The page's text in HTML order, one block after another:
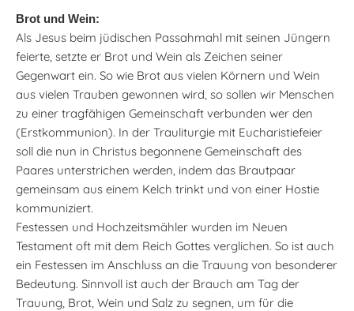
Brot und Wein:
Als Jesus beim jüdischen Passahmahl mit seinen Jüngern
feierte, setzte er Brot und Wein als Zeichen seiner
Gegenwart ein. So wie Brot aus vielen Körnern und Wein
aus vielen Trauben gewonnen wird, so sollen wir Menschen
zu einer tragfähigen Gemeinschaft verbunden wer den
(Erstkommunion). In der Trauliturgie mit Eucharistiefeier
soll die nun in Christus begonnene Gemeinschaft des
Paares unterstrichen werden, indem das Brautpaar
gemeinsam aus einem Kelch trinkt und von einer Hostie
kommuniziert.
Festessen und Hochzeitsmähler wurden im Neuen
Testament oft mit dem Reich Gottes verglichen. So ist auch
ein Festessen im Anschluss an die Trauung von besonderer
Bedeutung. Sinnvoll ist auch der Brauch am Tag der
Trauung, Brot, Wein und Salz zu segnen, um für die